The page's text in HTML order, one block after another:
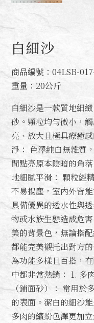
白細沙
商品編號：04LSB-
重量：20公斤
白細沙是一款質地細
砂。顆粒均勻微小，
亮、放大且極具療癒
淨： 色澤純白無雜質
間點亮原本陰暗的角
地細膩平滑： 顆粒經
不易揚塵，室內外皆
具備優異的透水性與
物或水族生態造成危
美的背景色，無論搭
都能完美襯托出對方
為功能多樣且百搭，
中都非常熱銷： 1. 多
（鋪面砂）： 常用於
的表面。潔白的細沙
多肉的繽紛色澤更加